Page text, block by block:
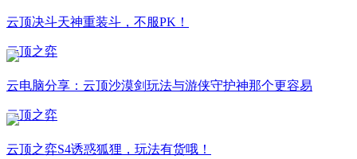
云顶决斗天神重装斗，不服PK！
云顶之弈
云电脑分享：云顶沙漠剑玩法与游侠守护神那个更容易
云顶之弈
云顶之弈S4诱惑狐狸，玩法有货哦！